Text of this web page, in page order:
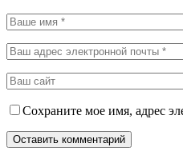
Сохраните мое имя, адрес